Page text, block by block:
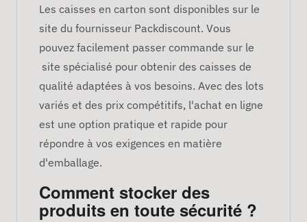
Les caisses en carton sont disponibles sur le
site du fournisseur Packdiscount. Vous
pouvez facilement passer commande sur le
site spécialisé pour obtenir des caisses de
qualité adaptées à vos besoins. Avec des lots
variés et des prix compétitifs, l'achat en ligne
est une option pratique et rapide pour
répondre à vos exigences en matière
d'emballage.
Comment stocker des
produits en toute sécurité ?